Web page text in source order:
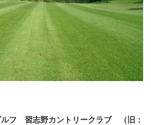
ルフ 習志野カントリークラブ （旧：